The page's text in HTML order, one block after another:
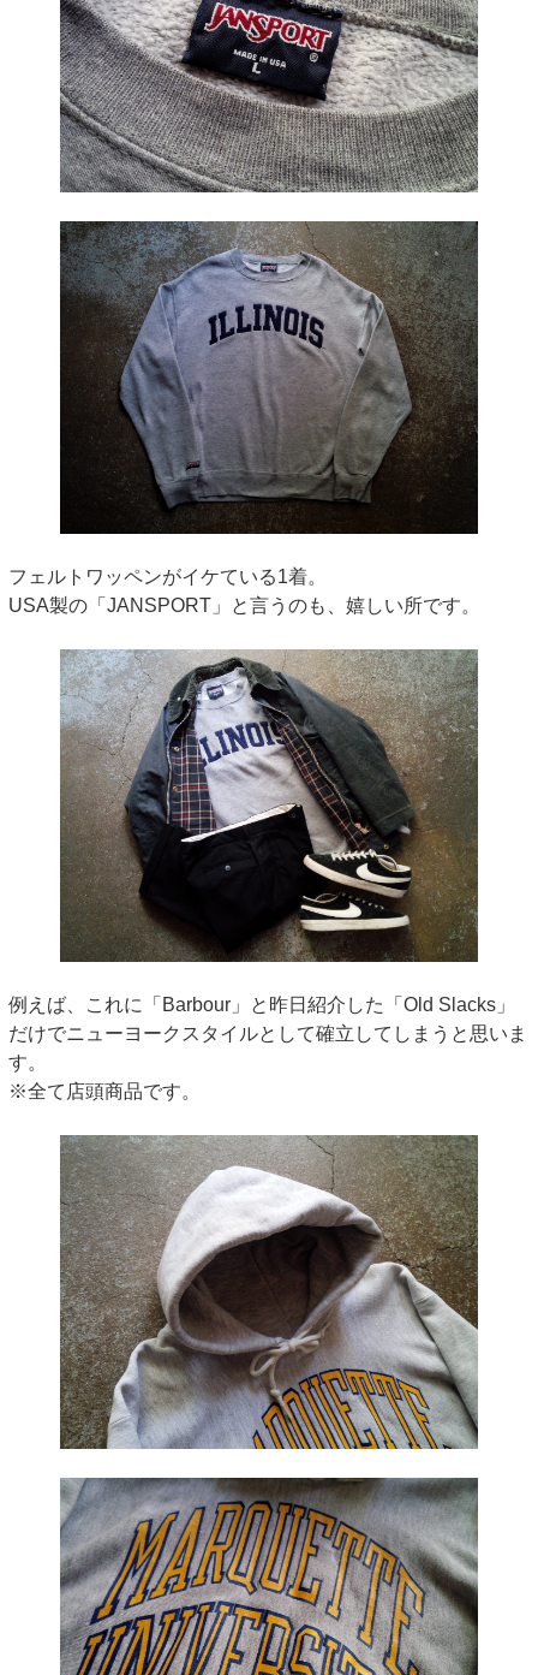
フェルトワッペンがイケている1着。
USA製の「JANSPORT」と言うのも、嬉しい所です。
例えば、これに「Barbour」と昨日紹介した「Old Slacks」
だけでニューヨークスタイルとして確立してしまうと思いま
す。
※全て店頭商品です。